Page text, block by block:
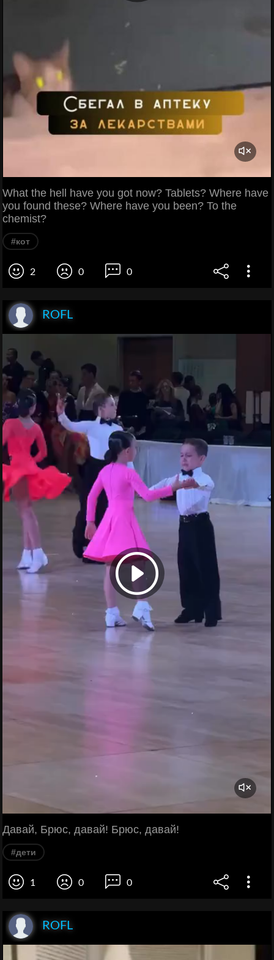
What the hell have you got now? Tablets? Where have
you found these? Where have you been? To the
chemist?
#кот
2 0 0
ROFL
Давай, Брюс, давай! Брюс, давай!
#дети
1 0 0
ROFL